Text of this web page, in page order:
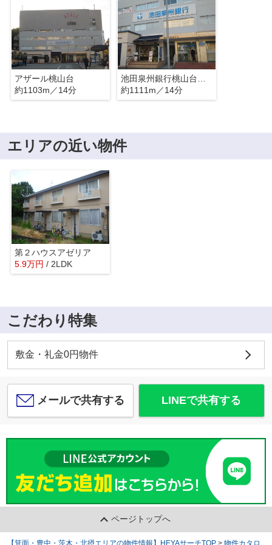
アザール桃山台
約1103m／14分
約1111m／14分
エリアの近い物件
第２ハウスアゼリア
5.9万円 / 2LDK
こだわり特集
敷金・礼金0円物件
メールで共有する LINEで共有する
ページトップへ
【箕面・豊中・茨木・北摂エリアの物件情報】HEYAサーチTOP > 物件カタロ